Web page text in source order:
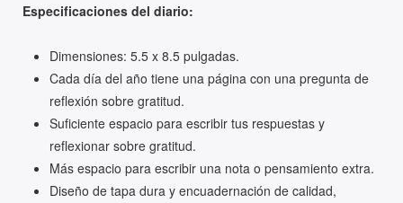
Especificaciones del diario:
Dimensiones: 5.5 x 8.5 pulgadas.
Cada día del año tiene una página con una pregunta de
reflexión sobre gratitud.
Suficiente espacio para escribir tus respuestas y
reflexionar sobre gratitud.
Más espacio para escribir una nota o pensamiento extra.
Diseño de tapa dura y encuadernación de calidad,